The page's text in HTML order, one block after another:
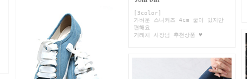
[3color]
가벼운 스니커즈 4cm 굽이 있지만
편해요
거래처 사장님 추천상품 ♥